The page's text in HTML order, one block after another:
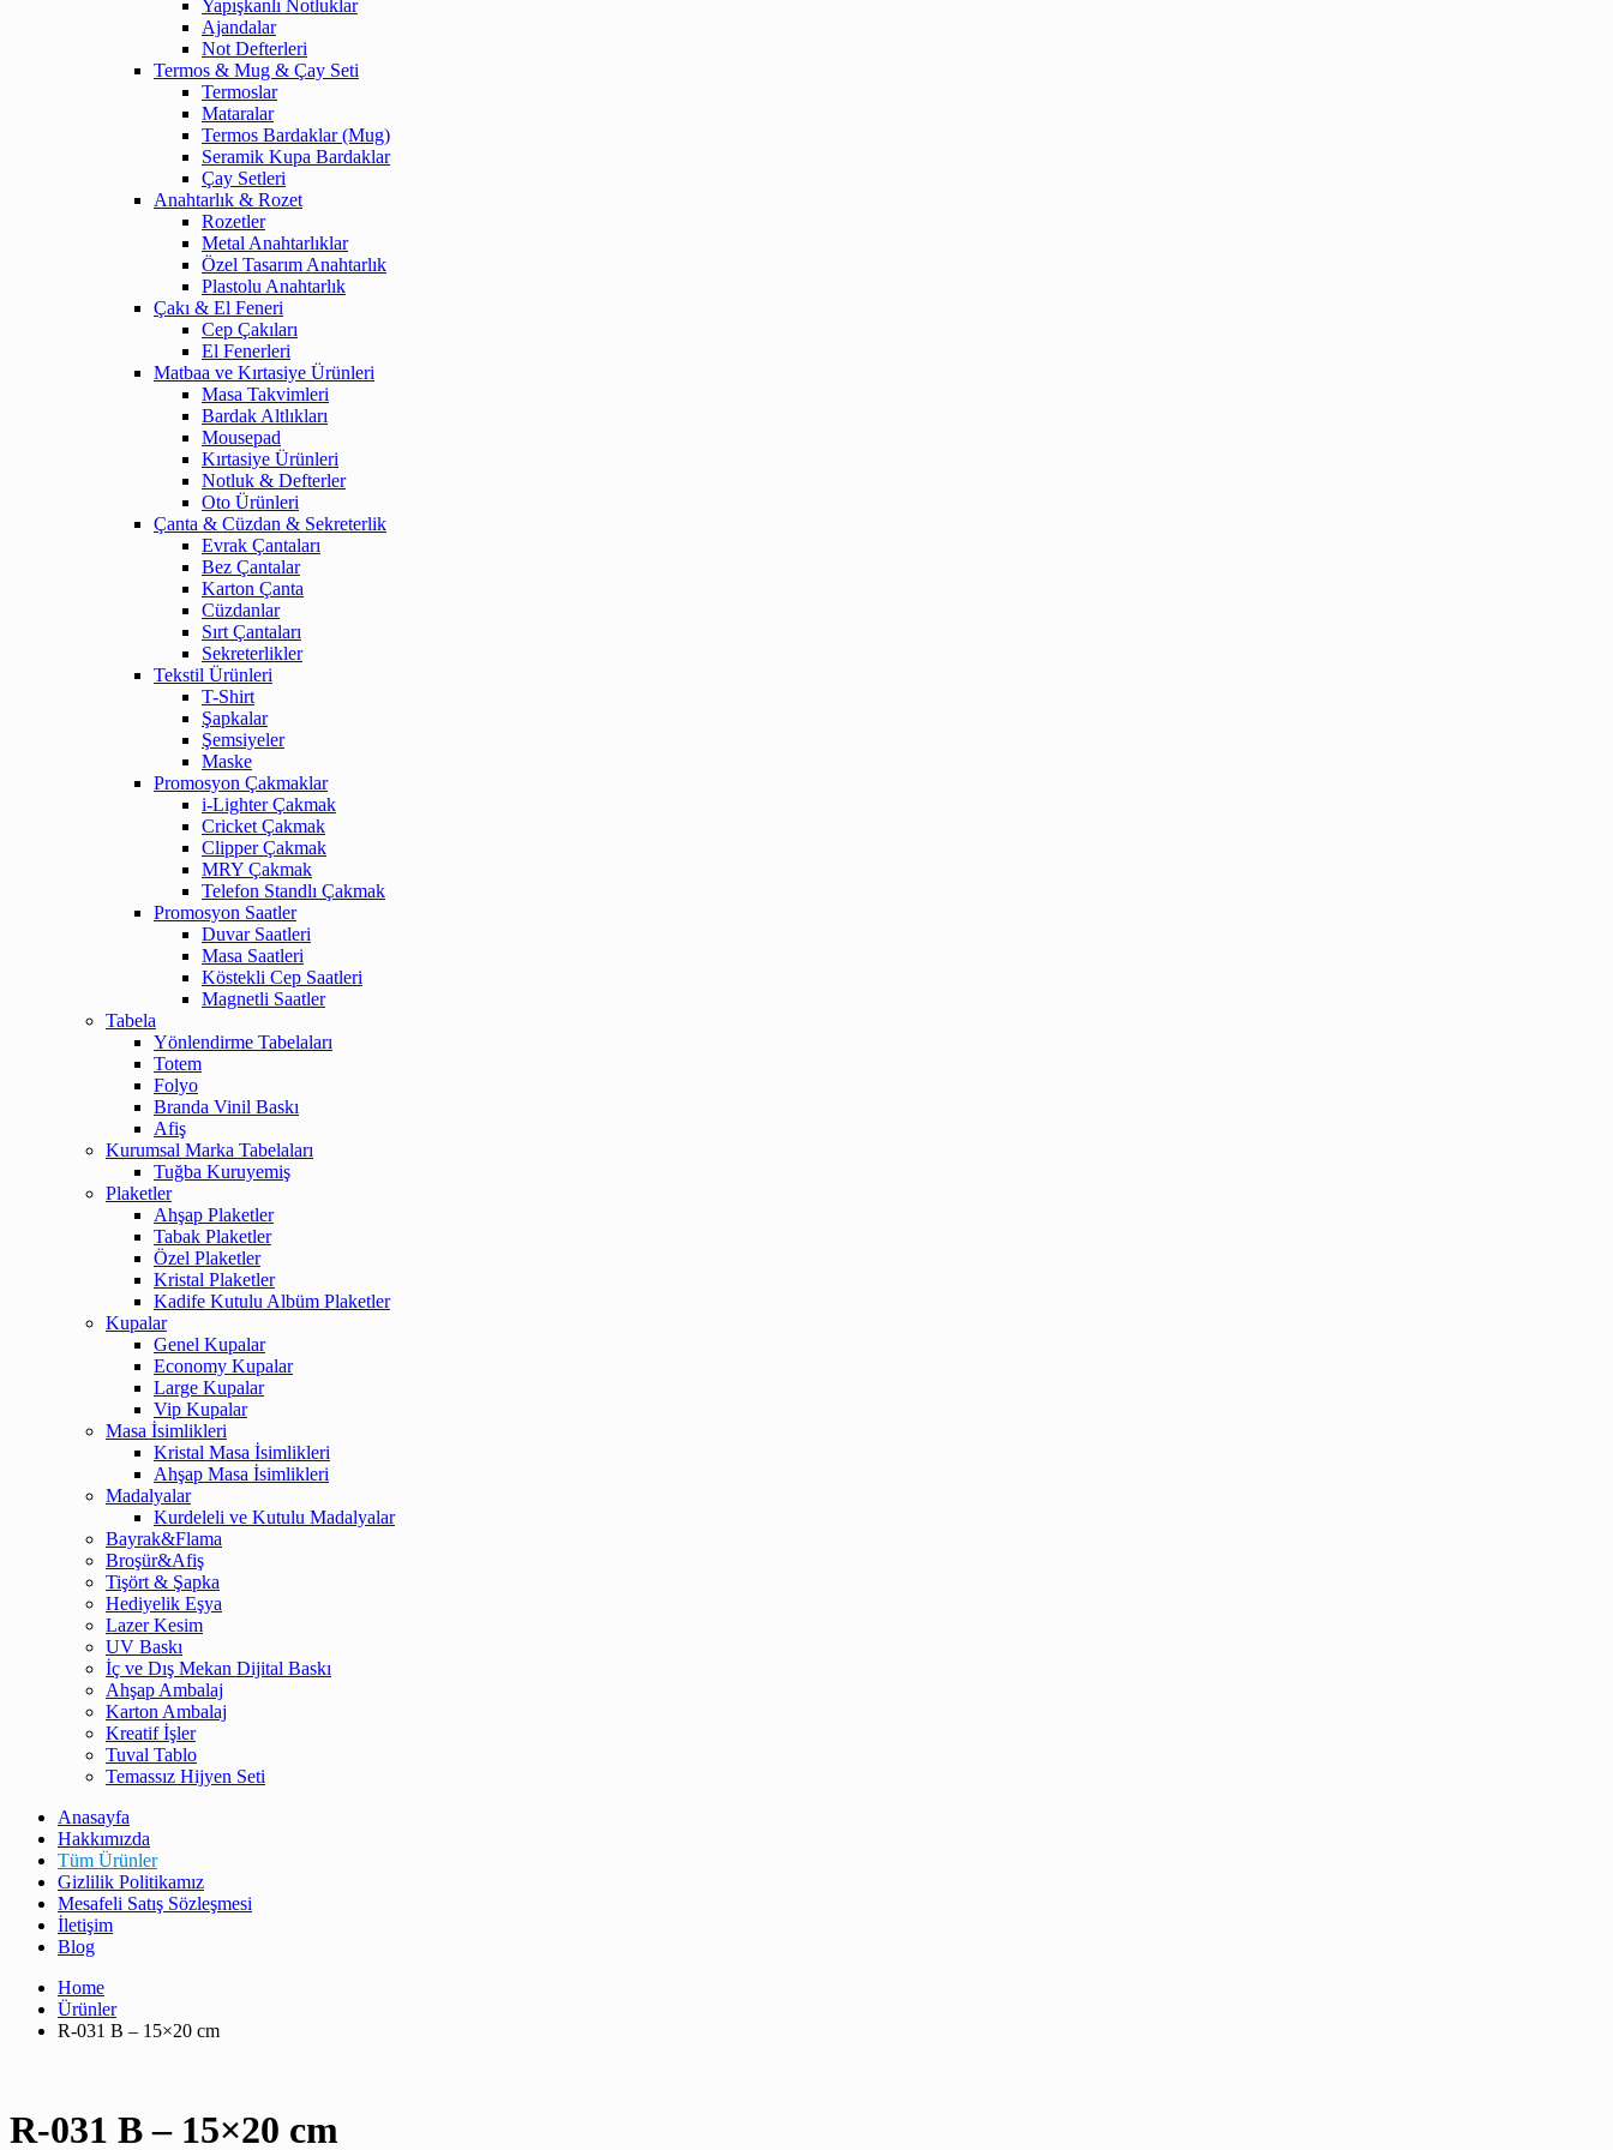
Yapışkanlı Notluklar
Ajandalar
Not Defterleri
Termos & Mug & Çay Seti
Termoslar
Mataralar
Termos Bardaklar (Mug)
Seramik Kupa Bardaklar
Çay Setleri
Anahtarlık & Rozet
Rozetler
Metal Anahtarlıklar
Özel Tasarım Anahtarlık
Plastolu Anahtarlık
Çakı & El Feneri
Cep Çakıları
El Fenerleri
Matbaa ve Kırtasiye Ürünleri
Masa Takvimleri
Bardak Altlıkları
Mousepad
Kırtasiye Ürünleri
Notluk & Defterler
Oto Ürünleri
Çanta & Cüzdan & Sekreterlik
Evrak Çantaları
Bez Çantalar
Karton Çanta
Cüzdanlar
Sırt Çantaları
Sekreterlikler
Tekstil Ürünleri
T-Shirt
Şapkalar
Şemsiyeler
Maske
Promosyon Çakmaklar
i-Lighter Çakmak
Cricket Çakmak
Clipper Çakmak
MRY Çakmak
Telefon Standlı Çakmak
Promosyon Saatler
Duvar Saatleri
Masa Saatleri
Köstekli Cep Saatleri
Magnetli Saatler
Tabela
Yönlendirme Tabelaları
Totem
Folyo
Branda Vinil Baskı
Afiş
Kurumsal Marka Tabelaları
Tuğba Kuruyemiş
Plaketler
Ahşap Plaketler
Tabak Plaketler
Özel Plaketler
Kristal Plaketler
Kadife Kutulu Albüm Plaketler
Kupalar
Genel Kupalar
Economy Kupalar
Large Kupalar
Vip Kupalar
Masa İsimlikleri
Kristal Masa İsimlikleri
Ahşap Masa İsimlikleri
Madalyalar
Kurdeleli ve Kutulu Madalyalar
Bayrak&Flama
Broşür&Afiş
Tişört & Şapka
Hediyelik Eşya
Lazer Kesim
UV Baskı
İç ve Dış Mekan Dijital Baskı
Ahşap Ambalaj
Karton Ambalaj
Kreatif İşler
Tuval Tablo
Temassız Hijyen Seti
Anasayfa
Hakkımızda
Tüm Ürünler
Gizlilik Politikamız
Mesafeli Satış Sözleşmesi
İletişim
Blog
Home
Ürünler
R-031 B – 15×20 cm
R-031 B – 15×20 cm